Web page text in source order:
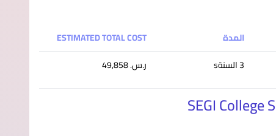
المدة
ESTIMATED TOTAL COST
3 السنةs ر.س.‏ 49,858